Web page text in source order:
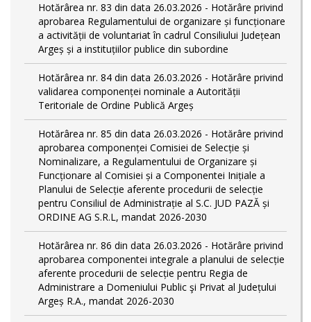
Hotărârea nr. 83 din data 26.03.2026 - Hotărâre privind
aprobarea Regulamentului de organizare și funcționare
a activității de voluntariat în cadrul Consiliului Județean
Argeș și a instituțiilor publice din subordine
Hotărârea nr. 84 din data 26.03.2026 - Hotărâre privind
validarea componenței nominale a Autorității
Teritoriale de Ordine Publică Argeș
Hotărârea nr. 85 din data 26.03.2026 - Hotărâre privind
aprobarea componenței Comisiei de Selecție și
Nominalizare, a Regulamentului de Organizare și
Funcționare al Comisiei și a Componentei Inițiale a
Planului de Selecție aferente procedurii de selecție
pentru Consiliul de Administrație al S.C. JUD PAZĂ și
ORDINE AG S.R.L, mandat 2026-2030
Hotărârea nr. 86 din data 26.03.2026 - Hotărâre privind
aprobarea componentei integrale a planului de selecție
aferente procedurii de selecție pentru Regia de
Administrare a Domeniului Public şi Privat al Județului
Argeș R.A., mandat 2026-2030